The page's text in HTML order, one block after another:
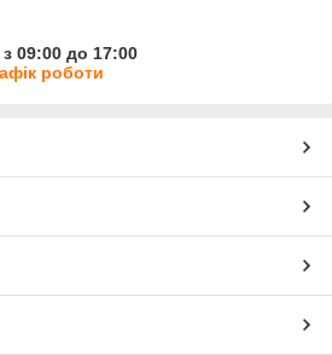
09:00 до 17:00
роботи